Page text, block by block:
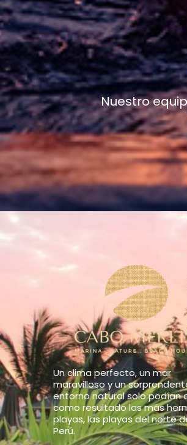
Nuestro
Un clima perfecto, un mar
maravilloso y un
entorno natural solo podían
como resultado las más
playas, las playas del norte
Perú.